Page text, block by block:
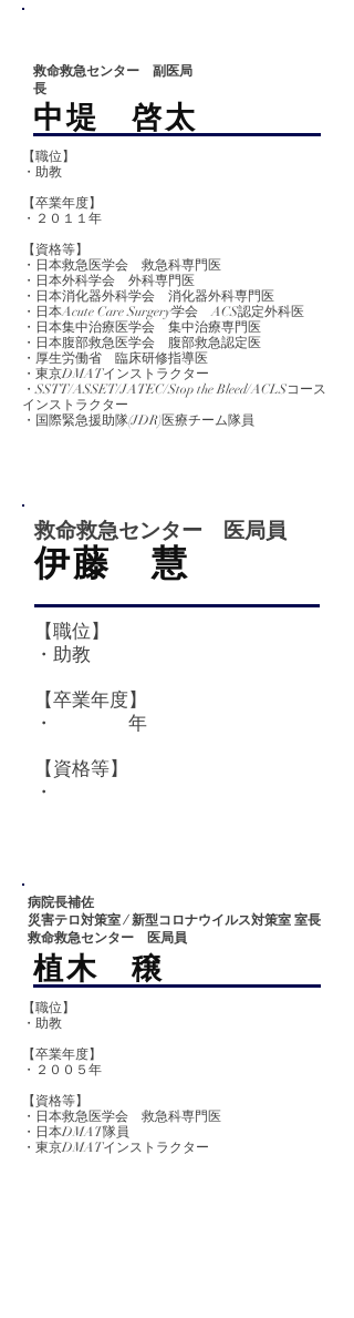
救命救急センター 副医局
長
​中堤 啓太
【職位】
・助教
【卒業年度】
​・２０１１年
【資格等】
・日本救急医学会 救急科専門医
・日本外科学会 外科専門医
・日本消化器外科学会 消化器外科専門医
・日本Acute Care Surgery学会 ACS認定外科医
・日本集中治療医学会 集中治療専門医
・日本腹部救急医学会 腹部救急認定医
・厚生労働省 臨床研修指導医
・東京DMATインストラクター
・SSTT/ASSET/JATEC/Stop the Bleed/ACLSコース
インストラクター
・国際緊急援助隊(JDR)医療チーム隊員
救命救急センター 医局員
​伊藤 慧
【職位】
・助教
【卒業年度】
​・ 年
【資格等】
・
病院長補佐
災害テロ対策室 / 新型コロナウイルス対策室 室長
救命救急センター 医局員
​植木 穣
【職位】
・助教
【卒業年度】
​・２００５年
【資格等】
・日本救急医学会 救急科専門医
・日本DMAT隊員
・東京DMATインストラクター